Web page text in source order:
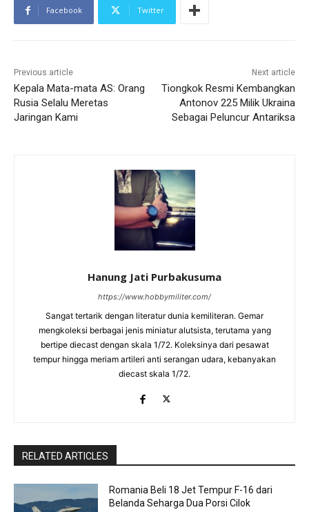
Facebook Twitter
Previous article
Kepala Mata-mata AS: Orang
Rusia Selalu Meretas
Jaringan Kami
Next article
Tiongkok Resmi Kembangkan
Antonov 225 Milik Ukraina
Sebagai Peluncur Antariksa
Hanung Jati Purbakusuma
https://www.hobbymiliter.com/
Sangat tertarik dengan literatur dunia kemiliteran. Gemar
mengkoleksi berbagai jenis miniatur alutsista, terutama yang
bertipe diecast dengan skala 1/72. Koleksinya dari pesawat
tempur hingga meriam artileri anti serangan udara, kebanyakan
diecast skala 1/72.
RELATED ARTICLES
Romania Beli 18 Jet Tempur F-16 dari
Belanda Seharga Dua Porsi Cilok